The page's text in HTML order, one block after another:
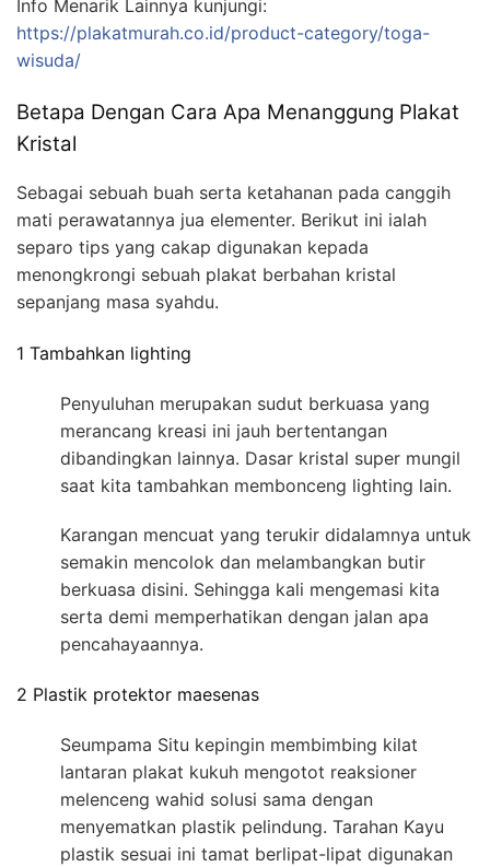
Info Menarik Lainnya kunjungi:
https://plakatmurah.co.id/product-category/toga-
wisuda/
Betapa Dengan Cara Apa Menanggung Plakat
Kristal
Sebagai sebuah buah serta ketahanan pada canggih
mati perawatannya jua elementer. Berikut ini ialah
separo tips yang cakap digunakan kepada
menongkrongi sebuah plakat berbahan kristal
sepanjang masa syahdu.
1 Tambahkan lighting
Penyuluhan merupakan sudut berkuasa yang
merancang kreasi ini jauh bertentangan
dibandingkan lainnya. Dasar kristal super mungil
saat kita tambahkan membonceng lighting lain.
Karangan mencuat yang terukir didalamnya untuk
semakin mencolok dan melambangkan butir
berkuasa disini. Sehingga kali mengemasi kita
serta demi memperhatikan dengan jalan apa
pencahayaannya.
2 Plastik protektor maesenas
Seumpama Situ kepingin membimbing kilat
lantaran plakat kukuh mengotot reaksioner
melenceng wahid solusi sama dengan
menyematkan plastik pelindung. Tarahan Kayu
plastik sesuai ini tamat berlipat-lipat digunakan